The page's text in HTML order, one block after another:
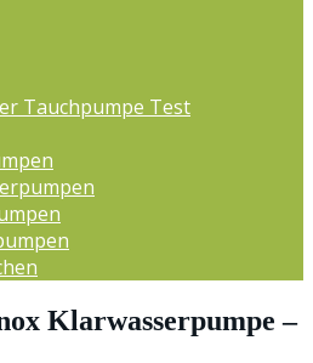
Tauchpumpe Test
Klarwasserpumpe –